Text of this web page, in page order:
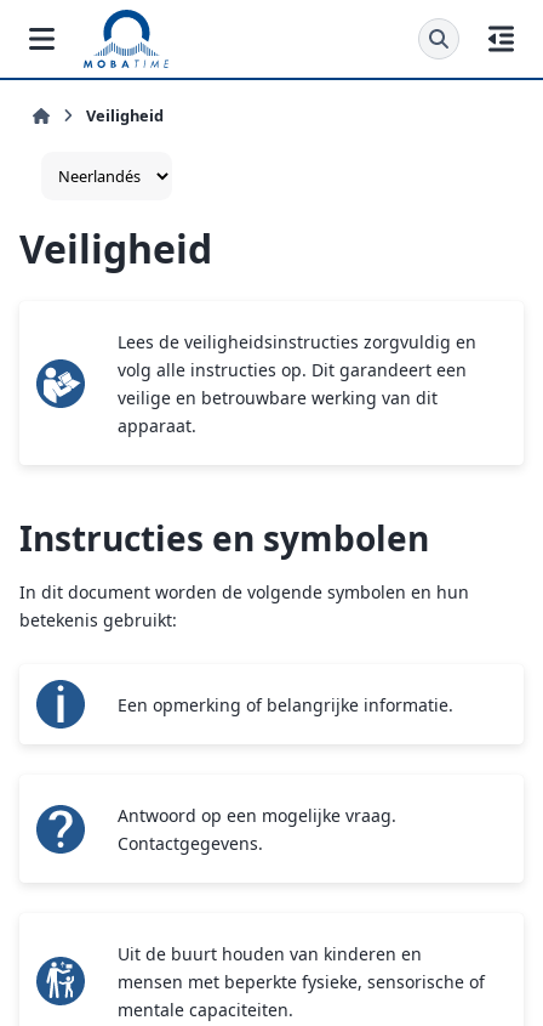
Veiligheid
Veiligheid
Lees de veiligheidsinstructies zorgvuldig en
volg alle instructies op. Dit garandeert een
veilige en betrouwbare werking van dit
apparaat.
Instructies en symbolen
In dit document worden de volgende symbolen en hun
betekenis gebruikt:
Een opmerking of belangrijke informatie.
Antwoord op een mogelijke vraag.
Contactgegevens.
Uit de buurt houden van kinderen en
mensen met beperkte fysieke, sensorische of
mentale capaciteiten.